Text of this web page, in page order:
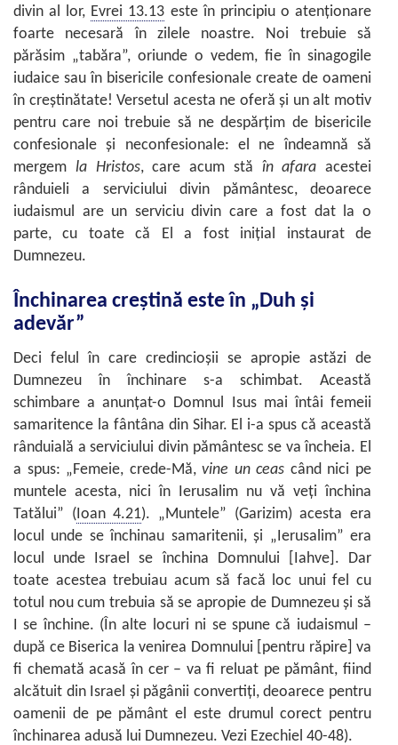
divin al lor, Evrei 13.13 este în principiu o atenţionare
foarte necesară în zilele noastre. Noi trebuie să
părăsim „tabăra”, oriunde o vedem, fie în sinagogile
iudaice sau în bisericile confesionale create de oameni
în creştinătate! Versetul acesta ne oferă şi un alt motiv
pentru care noi trebuie să ne despărţim de bisericile
confesionale şi neconfesionale: el ne îndeamnă să
mergem la Hristos, care acum stă în afara acestei
rânduieli a serviciului divin pământesc, deoarece
iudaismul are un serviciu divin care a fost dat la o
parte, cu toate că El a fost iniţial instaurat de
Dumnezeu.
Închinarea creştină este în „Duh şi
adevăr”
Deci felul în care credincioşii se apropie astăzi de
Dumnezeu în închinare s-a schimbat. Această
schimbare a anunţat-o Domnul Isus mai întâi femeii
samaritence la fântâna din Sihar. El i-a spus că această
rânduială a serviciului divin pământesc se va încheia. El
a spus: „Femeie, crede-Mă,vine un ceas când nici pe
muntele acesta, nici în Ierusalim nu vă veţi închina
Tatălui” (Ioan 4.21). „Muntele” (Garizim) acesta era
locul unde se închinau samaritenii, şi „Ierusalim” era
locul unde Israel se închina Domnului [Iahve]. Dar
toate acestea trebuiau acum să facă loc unui fel cu
totul nou cum trebuia să se apropie de Dumnezeu şi să
I se închine. (În alte locuri ni se spune că iudaismul –
după ce Biserica la venirea Domnului [pentru răpire] va
fi chemată acasă în cer – va fi reluat pe pământ, fiind
alcătuit din Israel şi păgânii convertiţi, deoarece pentru
oamenii de pe pământ el este drumul corect pentru
închinarea adusă lui Dumnezeu. Vezi Ezechiel 40-48).